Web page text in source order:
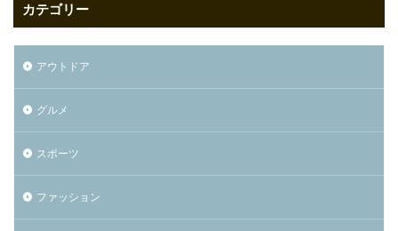
カテゴリー
アウトドア
グルメ
スポーツ
ファッション